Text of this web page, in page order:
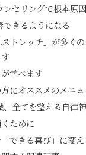
ンセリングで根本原
できるようになる
トレッチ」が多く
学べます
にオススメのメニュ
、全てを整える自律
ために
できる喜び」に変え